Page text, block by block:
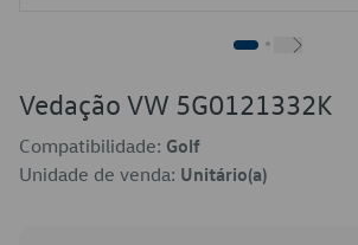
Vedação VW 5G0121332K
Compatibilidade: Golf
Unidade de venda: Unitário(a)